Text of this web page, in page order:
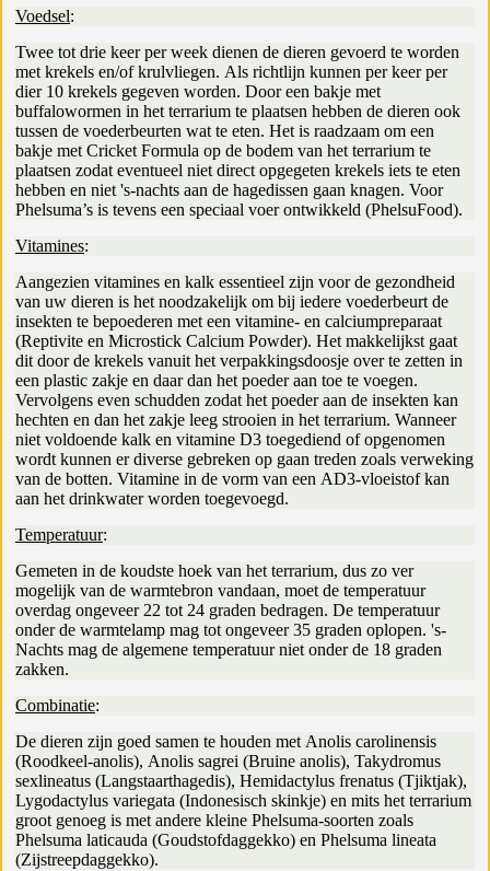
Voedsel:
Twee tot drie keer per week dienen de dieren gevoerd te worden
met krekels en/of krulvliegen. Als richtlijn kunnen per keer per
dier 10 krekels gegeven worden. Door een bakje met
buffalowormen in het terrarium te plaatsen hebben de dieren ook
tussen de voederbeurten wat te eten. Het is raadzaam om een
bakje met Cricket Formula op de bodem van het terrarium te
plaatsen zodat eventueel niet direct opgegeten krekels iets te eten
hebben en niet 's-nachts aan de hagedissen gaan knagen. Voor
Phelsuma’s is tevens een speciaal voer ontwikkeld (PhelsuFood).
Vitamines:
Aangezien vitamines en kalk essentieel zijn voor de gezondheid
van uw dieren is het noodzakelijk om bij iedere voederbeurt de
insekten te bepoederen met een vitamine- en calciumpreparaat
(Reptivite en Microstick Calcium Powder). Het makkelijkst gaat
dit door de krekels vanuit het verpakkingsdoosje over te zetten in
een plastic zakje en daar dan het poeder aan toe te voegen.
Vervolgens even schudden zodat het poeder aan de insekten kan
hechten en dan het zakje leeg strooien in het terrarium. Wanneer
niet voldoende kalk en vitamine D3 toegediend of opgenomen
wordt kunnen er diverse gebreken op gaan treden zoals verweking
van de botten. Vitamine in de vorm van een AD3-vloeistof kan
aan het drinkwater worden toegevoegd.
Temperatuur:
Gemeten in de koudste hoek van het terrarium, dus zo ver
mogelijk van de warmtebron vandaan, moet de temperatuur
overdag ongeveer 22 tot 24 graden bedragen. De temperatuur
onder de warmtelamp mag tot ongeveer 35 graden oplopen. 's-
Nachts mag de algemene temperatuur niet onder de 18 graden
zakken.
Combinatie:
De dieren zijn goed samen te houden met Anolis carolinensis
(Roodkeel-anolis), Anolis sagrei (Bruine anolis), Takydromus
sexlineatus (Langstaarthagedis), Hemidactylus frenatus (Tjiktjak),
Lygodactylus variegata (Indonesisch skinkje) en mits het terrarium
groot genoeg is met andere kleine Phelsuma-soorten zoals
Phelsuma laticauda (Goudstofdaggekko) en Phelsuma lineata
(Zijstreepdaggekko).